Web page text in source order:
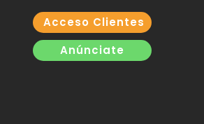
Acceso Clientes
Anúnciate